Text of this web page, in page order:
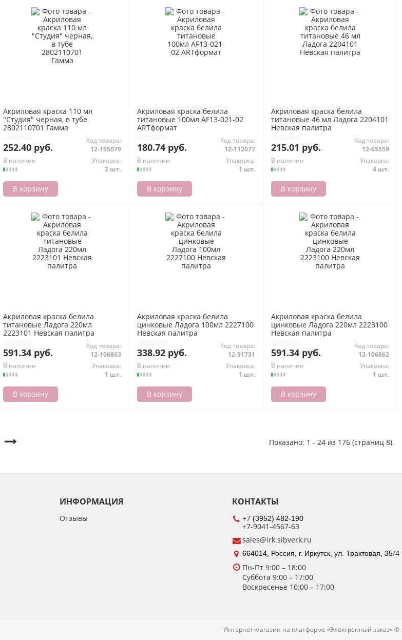
Акриловая краска 110 мл
"Студия" черная, в тубе
2802110701 Гамма
252.40 руб.
Код товара:
12-195079
В наличии
Упаковка:
2 шт.
В корзину
Акриловая краска белила
титановые 100мл AF13-021-02
ARTформат
180.74 руб.
Код товара:
12-112077
В наличии
Упаковка:
1 шт.
В корзину
Акриловая краска белила
титановые 46 мл Ладога 2204101
Невская палитра
215.01 руб.
Код товара:
12-65559
В наличии
Упаковка:
4 шт.
В корзину
Акриловая краска белила
титановые Ладога 220мл
2223101 Невская палитра
591.34 руб.
Код товара:
12-106863
В наличии
Упаковка:
1 шт.
В корзину
Акриловая краска белила
цинковые Ладога 100мл 2227100
Невская палитра
338.92 руб.
Код товара:
12-51731
В наличии
Упаковка:
1 шт.
В корзину
Акриловая краска белила
цинковые Ладога 220мл 2223100
Невская палитра
591.34 руб.
Код товара:
12-106862
В наличии
Упаковка:
1 шт.
В корзину
Показано: 1 - 24 из 176 (страниц 8).
ИНФОРМАЦИЯ
Отзывы
КОНТАКТЫ
+7 (3952) 482-190
+7-9041-4567-63
sales@irk.sibverk.ru
664014, Россия, г. Иркутск, ул. Трактовая, 35/4
Пн-Пт 9:00 – 18:00
Суббота 9:00 – 17:00
Воскресенье 10:00 – 17:00
Интернет-магазин на платформе «Электронный заказ» ©